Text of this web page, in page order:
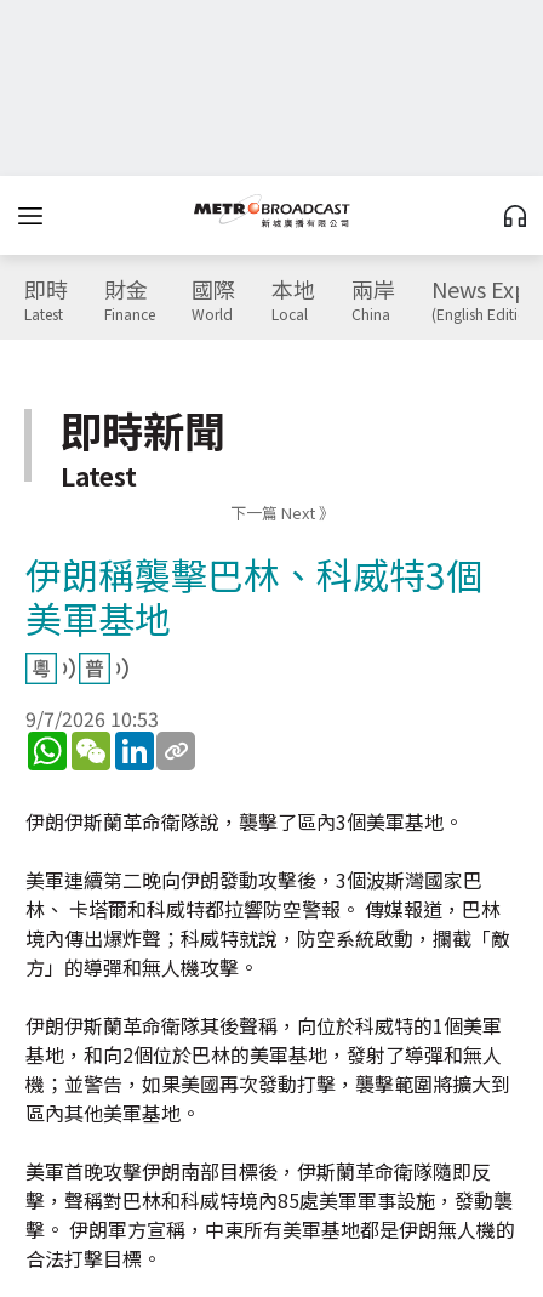
即時
Latest
財金
Finance
國際
World
本地
Local
兩岸
China
News
(English Edition)
即時新聞
Latest
下一篇 Next 》
伊朗稱襲擊巴林、科威特3個
美軍基地
9/7/2026 10:53
WhatsApp
WeChatLinkedIn
伊朗伊斯蘭革命衛隊說，襲擊了區內3個美軍基地。
美軍連續第二晚向伊朗發動攻擊後，3個波斯灣國家巴
林、 卡塔爾和科威特都拉響防空警報。 傳媒報道，巴林
境內傳出爆炸聲；科威特就說，防空系統啟動，攔截「敵
方」的導彈和無人機攻擊。
伊朗伊斯蘭革命衛隊其後聲稱，向位於科威特的1個美軍
基地，和向2個位於巴林的美軍基地，發射了導彈和無人
機；並警告，如果美國再次發動打擊，襲擊範圍將擴大到
區內其他美軍基地。
美軍首晚攻擊伊朗南部目標後，伊斯蘭革命衛隊隨即反
擊，聲稱對巴林和科威特境內85處美軍軍事設施，發動襲
擊。 伊朗軍方宣稱，中東所有美軍基地都是伊朗無人機的
合法打擊目標。